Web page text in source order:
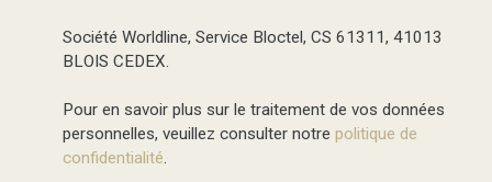
Société Worldline, Service Bloctel, CS 61311, 41013
BLOIS CEDEX.
Pour en savoir plus sur le traitement de vos données
personnelles, veuillez consulter notre politique de
confidentialité.